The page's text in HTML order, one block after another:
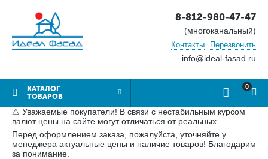
8-812-980-47-47
(многоканальный)
Контакты Перезвонить
info@ideal-fasad.ru
КАТАЛОГ
ТОВАРОВ
0
⚠ Уважаемые покупатели! В связи с нестабильным курсом
валют цены на сайте могут отличаться от реальных.
Перед оформлением заказа, пожалуйста, уточняйте у
менеджера актуальные цены и наличие товаров! Благодарим
за понимание.